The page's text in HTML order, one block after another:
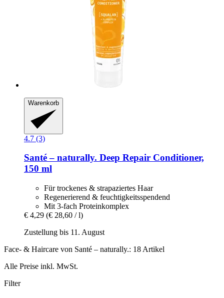
Warenkorb
4.7 (3)
Santé – naturally. Deep Repair Conditioner,
150 ml
Für trockenes & strapaziertes Haar
Regenerierend & feuchtigkeitsspendend
Mit 3-fach Proteinkomplex
€ 4,29 (€ 28,60 / l)
Zustellung bis 11. August
Face- & Haircare von Santé – naturally.: 18 Artikel
Alle Preise inkl. MwSt.
Filter